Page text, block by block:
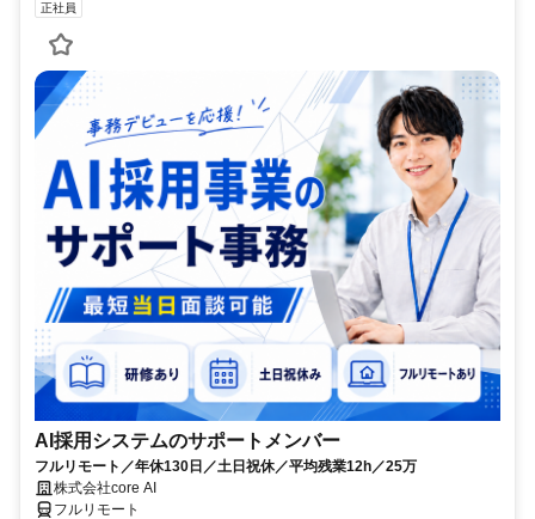
正社員
AI採用システムのサポートメンバー
フルリモート／年休130日／土日祝休／平均残業12h／25万
株式会社core AI
フルリモート